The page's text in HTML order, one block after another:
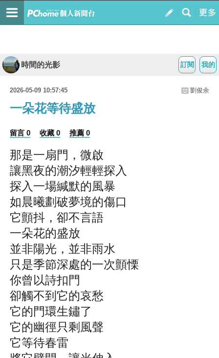
我的
訂閱
時間的光影
2026-05-09 10:57:45 劉俊余
一朵花等待盛放
留言 0 收藏 0 推薦 0
那是一扇門，微啟
讓黑夜的潮汐輕輕探入
探入一場緘默的風暴
如晨曦劃破夢境的傷口
它顫抖，卻不言語
一朵花的盛放
並非陽光，並非雨水
只是季節深處的一次顫慄
你曾以詩扣門
卻觸不到它的哀愁
它的門環生鏽了
它的幽徑只剩風聲
它等待春雷